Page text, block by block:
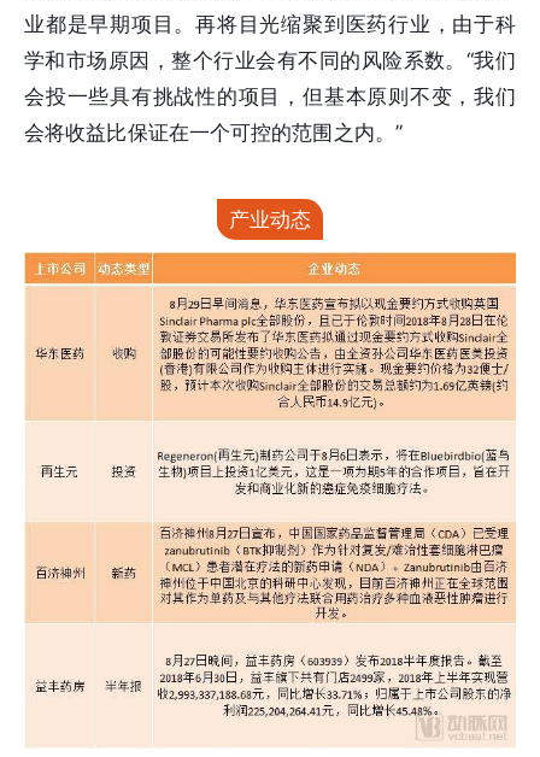
业都是早期项目。再将目光缩聚到医药行业，由于科
学和市场原因，整个行业会有不同的风险系数。“我们
会投一些具有挑战性的项目，但基本原则不变，我们
会将收益比保证在一个可控的范围之内。”
产业动态